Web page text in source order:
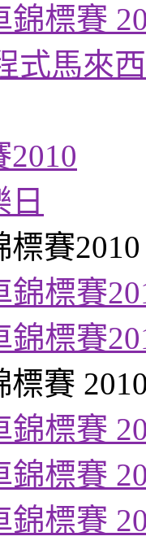
錦標賽
式馬來
2010
賽2010
錦標賽
錦標賽
標賽
錦標賽
錦標賽
錦標賽